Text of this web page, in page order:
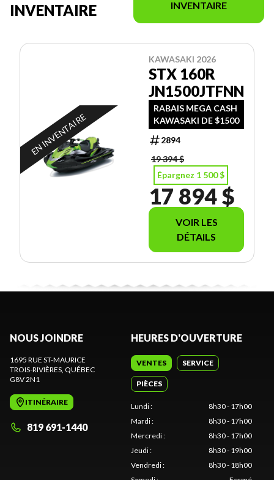
INVENTAIRE
INVENTAIRE
EN INVENTAIRE
KAWASAKI 2026
STX 160R
JN1500JTFNN
RABAIS MEGA CASH
KAWASAKI DE $1500
2894
19 394 $
Épargnez 1 500 $
17 894 $
VOIR LES
DÉTAILS
NOUS JOINDRE
1695 RUE ST-MAURICE
TROIS-RIVIÈRES , QUÉBEC
G8V 2N1
ITINÉRAIRE
819 691-1440
HEURES D'OUVERTURE
VENTES SERVICE
PIÈCES
Lundi:
8h30 - 17h00
Mardi:
8h30 - 17h00
Mercredi:
8h30 - 17h00
Jeudi:
8h30 - 19h00
Vendredi:
8h30 - 18h00